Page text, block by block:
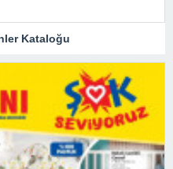
Kataloğu